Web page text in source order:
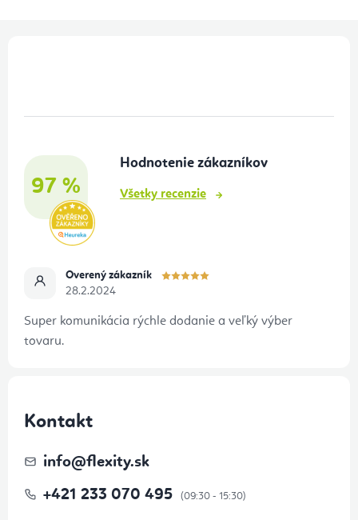
97 %
Hodnotenie zákazníkov
Všetky recenzie
Overený zákazník
28.2.2024
Super komunikácia rýchle dodanie a veľký výber
tovaru.
Kontakt
info@flexity.sk
+421 233 070 495